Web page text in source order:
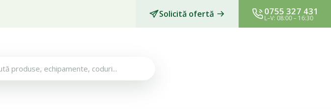
Solicită ofertă 0755 327 431
L–V: 08:00 – 16:30